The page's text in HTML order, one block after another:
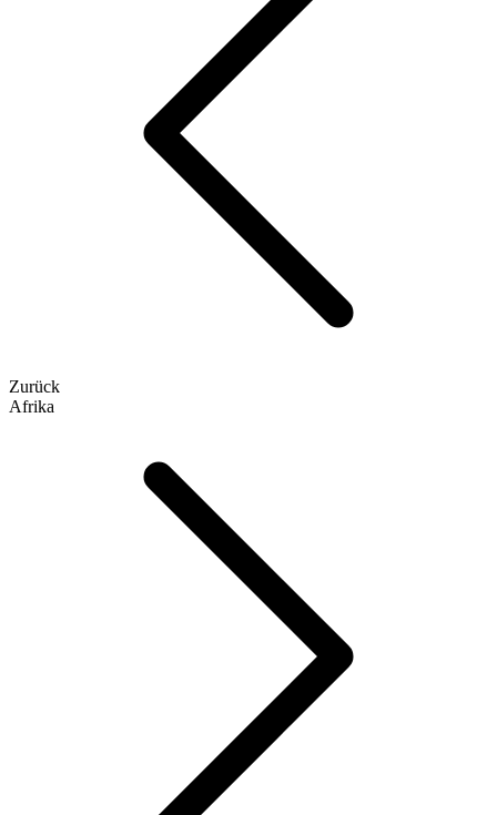
Zurück
Afrika